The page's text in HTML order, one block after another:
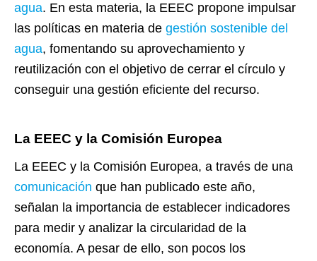
agua. En esta materia, la EEEC propone impulsar
las políticas en materia de gestión sostenible del
agua, fomentando su aprovechamiento y
reutilización con el objetivo de cerrar el círculo y
conseguir una gestión eficiente del recurso.
La EEEC y la Comisión Europea
La EEEC y la Comisión Europea, a través de una
comunicación que han publicado este año,
señalan la importancia de establecer indicadores
para medir y analizar la circularidad de la
economía. A pesar de ello, son pocos los